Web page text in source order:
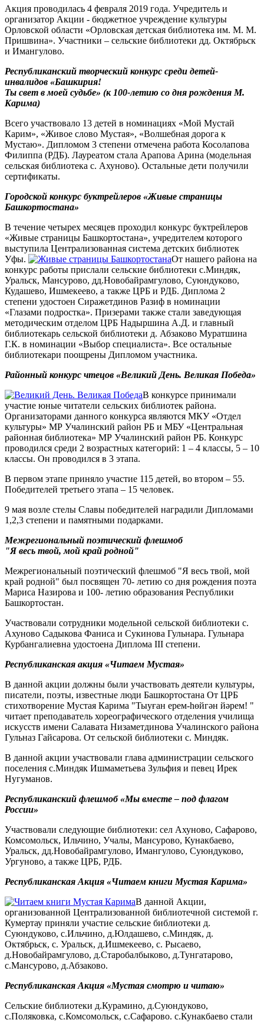
Акция проводилась 4 февраля 2019 года. Учредитель и
организатор Акции - бюджетное учреждение культуры
Орловской области «Орловская детская библиотека им. М. М.
Пришвина». Участники – сельские библиотеки дд. Октябрьск
и Имангулово.
Республиканский творческий конкурс среди детей-
инвалидов «Башкирия!
Ты свет в моей судьбе» (к 100-летию со дня рождения М.
Карима)
Всего участвовало 13 детей в номинациях «Мой Мустай
Карим», «Живое слово Мустая», «Волшебная дорога к
Мустаю». Дипломом 3 степени отмечена работа Косолапова
Филиппа (РДБ). Лауреатом стала Арапова Арина (модельная
сельская библиотека с. Ахуново). Остальные дети получили
сертификаты.
Городской конкурс буктрейлеров «Живые страницы
Башкортостана»
В течение четырех месяцев проходил конкурс буктрейлеров
«Живые страницы Башкортостана», учредителем которого
выступила Централизованная система детских библиотек
Уфы.
От нашего района на
конкурс работы прислали сельские библиотеки с.Миндяк,
Уральск, Мансурово, дд.Новобайрамгулово, Суюндуково,
Кудашево, Ишмекеево, а также ЦРБ и РДБ. Диплома 2
степени удостоен Сиражетдинов Разиф в номинации
«Глазами подростка». Призерами также стали заведующая
методическим отделом ЦРБ Надыршина А.Д. и главный
библиотекарь сельской библиотеки д. Абзаково Муратшина
Г.К. в номинации «Выбор специалиста». Все остальные
библиотекари поощрены Дипломом участника.
Районный конкурс чтецов «Великий День. Великая Победа»
В конкурсе принимали
участие юные читатели сельских библиотек района.
Организаторами данного конкурса являются МКУ «Отдел
культуры» МР Учалинский район РБ и МБУ «Центральная
районная библиотека» МР Учалинский район РБ. Конкурс
проводился среди 2 возрастных категорий: 1 – 4 классы, 5 – 10
классы. Он проводился в 3 этапа.
В первом этапе приняло участие 115 детей, во втором – 55.
Победителей третьего этапа – 15 человек.
9 мая возле стелы Славы победителей наградили Дипломами
1,2,3 степени и памятными подарками.
Межрегиональный поэтический флешмоб
"Я весь твой, мой край родной"
Межрегиональный поэтический флешмоб "Я весь твой, мой
край родной" был посвящен 70- летию со дня рождения поэта
Мариса Назирова и 100- летию образования Республики
Башкортостан.
Участвовали сотрудники модельной сельской библиотеки с.
Ахуново Садыкова Фаниса и Сукинова Гульнара. Гульнара
Курбангалиевна удостоена Диплома III степени.
Республиканская акция «Читаем Мустая»
В данной акции должны были участвовать деятели культуры,
писатели, поэты, известные люди Башкортостана От ЦРБ
стихотворение Мустая Карима "Тыуған ерем-һөйгән йәрем! "
читает преподаватель хореографического отделения училища
искусств имени Салавата Низаметдинова Учалинского района
Гульназ Гайсарова. От сельской библиотеки с. Миндяк.
В данной акции участвовали глава администрации сельского
поселения с.Миндяк Ишмаметьева Зульфия и певец Ирек
Нугуманов.
Республиканский флешмоб «Мы вместе – под флагом
России»
Участвовали следующие библиотеки: сел Ахуново, Сафарово,
Комсомольск, Ильчино, Учалы, Мансурово, Кунакбаево,
Уральск, дд.Новобайрамгулово, Имангулово, Суюндуково,
Ургуново, а также ЦРБ, РДБ.
Республиканская Акция «Читаем книги Мустая Карима»
В данной Акции,
организованной Централизованной библиотечной системой г.
Кумертау приняли участие сельские библиотеки д.
Суюндуково, с.Ильчино, д.Юлдашево, с.Миндяк, д.
Октябрьск, с. Уральск, д.Ишмекеево, с. Рысаево,
д.Новобайрамгулово, д.Старобалбыково, д.Тунгатарово,
с.Мансурово, д.Абзаково.
Республиканская Акция «Мустая смотрю и читаю»
Сельские библиотеки д.Курамино, д.Суюндуково,
с.Поляковка, с.Комсомольск, с.Сафарово. с.Кунакбаево стали